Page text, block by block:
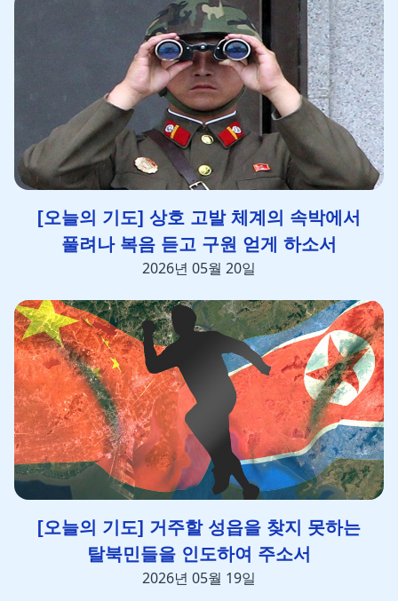
[오늘의 기도] 상호 고발 체계의 속박에서
풀려나 복음 듣고 구원 얻게 하소서
2026년 05월 20일
[오늘의 기도] 거주할 성읍을 찾지 못하는
탈북민들을 인도하여 주소서
2026년 05월 19일